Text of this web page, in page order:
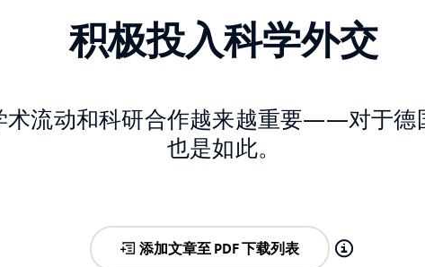
积极投入科学外交
术流动和科研合作越来越重要——对于德
也是如此。
添加文章至 PDF 下载列表